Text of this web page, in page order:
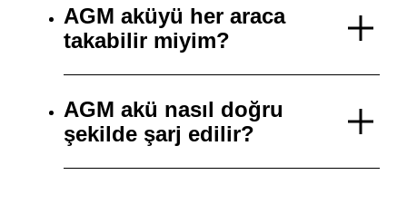
AGM aküyü her araca
takabilir miyim?
AGM akü nasıl doğru
şekilde şarj edilir?